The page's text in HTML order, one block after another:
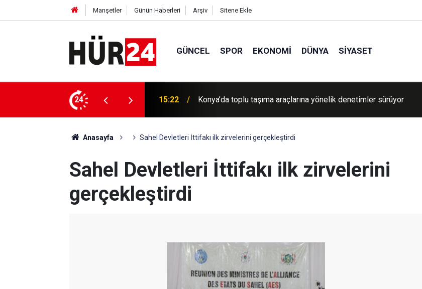
Manşetler Günün Haberleri Arşiv Sitene Ekle
GÜNCEL SPOR EKONOMI DÜNYA SIYASET
24
yönelik denetimler sürüyor 15:16 Konya Umut Kervanından yetim ve muhtaç ailelere yardım
Anasayfa Sahel Devletleri İttifakı ilk zirvelerini gerçekleştirdi
Sahel Devletleri İttifakı ilk zirvelerini
gerçekleştirdi